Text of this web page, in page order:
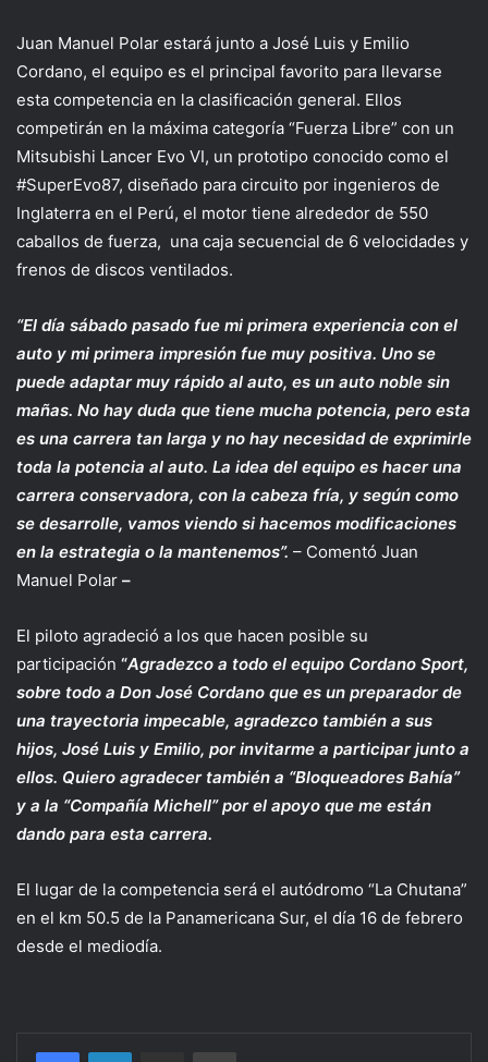
Juan Manuel Polar estará junto a José Luis y Emilio
Cordano, el equipo es el principal favorito para llevarse
esta competencia en la clasificación general. Ellos
competirán en la máxima categoría “Fuerza Libre” con un
Mitsubishi Lancer Evo VI, un prototipo conocido como el
#SuperEvo87, diseñado para circuito por ingenieros de
Inglaterra en el Perú, el motor tiene alrededor de 550
caballos de fuerza, una caja secuencial de 6 velocidades y
frenos de discos ventilados.
“El día sábado pasado fue mi primera experiencia con el
auto y mi primera impresión fue muy positiva. Uno se
puede adaptar muy rápido al auto, es un auto noble sin
mañas. No hay duda que tiene mucha potencia, pero esta
es una carrera tan larga y no hay necesidad de exprimirle
toda la potencia al auto. La idea del equipo es hacer una
carrera conservadora, con la cabeza fría, y según como
se desarrolle, vamos viendo si hacemos modificaciones
en la estrategia o la mantenemos”. – Comentó Juan
Manuel Polar –
El piloto agradeció a los que hacen posible su
participación “Agradezco a todo el equipo Cordano Sport,
sobre todo a Don José Cordano que es un preparador de
una trayectoria impecable, agradezco también a sus
hijos, José Luis y Emilio, por invitarme a participar junto a
ellos. Quiero agradecer también a “Bloqueadores Bahía”
y a la “Compañía Michell” por el apoyo que me están
dando para esta carrera.
El lugar de la competencia será el autódromo “La Chutana”
en el km 50.5 de la Panamericana Sur, el día 16 de febrero
desde el mediodía.
Compartir por correo electrónicoImprimir